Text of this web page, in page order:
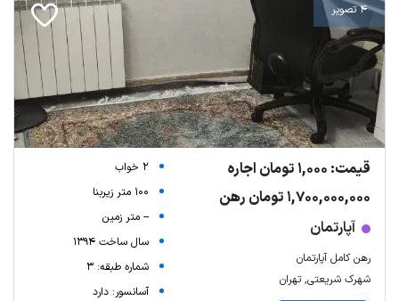
4 تصویر
قیمت: 1,000 تومان اجاره
1,700,000,000 تومان رهن
آپارتمان
رهن کامل آپارتمان
شهرک شریعتی, تهران
2 خواب
100 متر زیربنا
-- متر زمین
سال ساخت 1394
شماره طبقه: 3
آسانسور: دارد